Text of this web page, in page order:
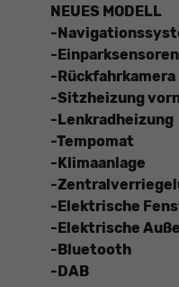
NEUES MODELL
-
-
-Rückfahrkamera
-Sitzheizung
-Lenkradheizung
-Tempomat
-Klimaanlage
-
-Elektrische
-Elektrische
-Bluetooth
-DAB